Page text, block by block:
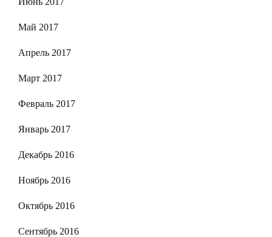
Май 2017
Апрель 2017
Март 2017
Февраль 2017
Январь 2017
Декабрь 2016
Ноябрь 2016
Октябрь 2016
Сентябрь 2016